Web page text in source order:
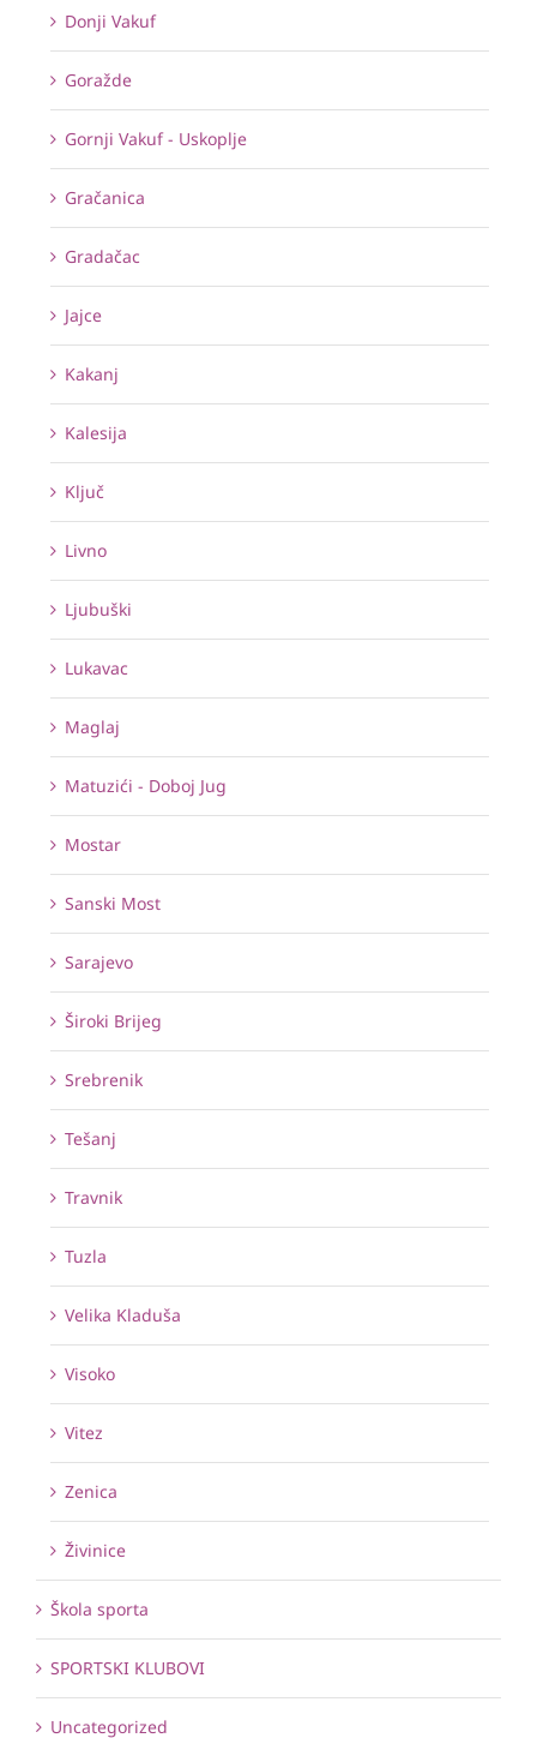
Donji Vakuf
Goražde
Gornji Vakuf - Uskoplje
Gračanica
Gradačac
Jajce
Kakanj
Kalesija
Ključ
Livno
Ljubuški
Lukavac
Maglaj
Matuzići - Doboj Jug
Mostar
Sanski Most
Sarajevo
Široki Brijeg
Srebrenik
Tešanj
Travnik
Tuzla
Velika Kladuša
Visoko
Vitez
Zenica
Živinice
Škola sporta
SPORTSKI KLUBOVI
Uncategorized